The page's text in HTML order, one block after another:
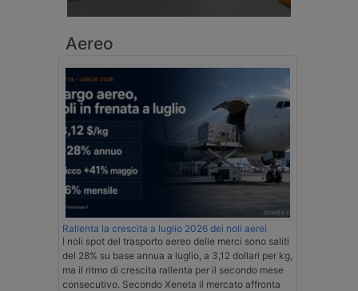
Aereo
Rallenta la crescita a luglio 2026 dei noli aerei
I noli spot del trasporto aereo delle merci sono saliti
del 28% su base annua a luglio, a 3,12 dollari per kg,
ma il ritmo di crescita rallenta per il secondo mese
consecutivo. Secondo Xeneta il mercato affronta